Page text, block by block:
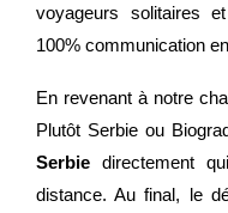
voyageurs solitaires
100% communication
En revenant à notre
Plutôt Serbie ou
Serbie directement
distance. Au final, le